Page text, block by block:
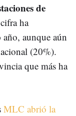
de
ha
aunque aún
(20%).
que más ha
MLC abrió la